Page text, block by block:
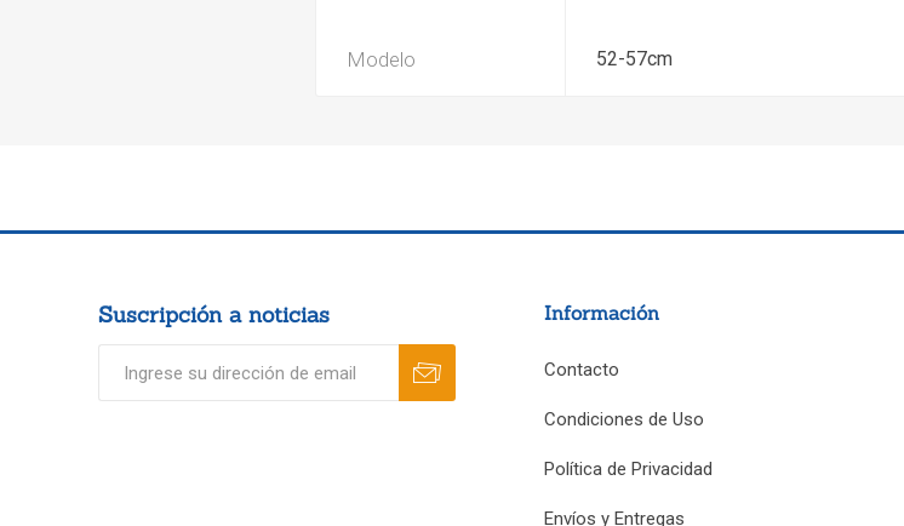
Modelo 52-57cm
Suscripción a noticias Información
Contacto
Condiciones de Uso
Política de Privacidad
Envíos y Entregas